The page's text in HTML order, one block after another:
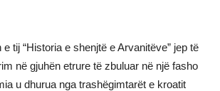
tij “Historia e shenjtë e Arvanitëve” jep të
në gjuhën etrure të zbuluar në një fasho
u dhurua nga trashëgimtarët e kroatit